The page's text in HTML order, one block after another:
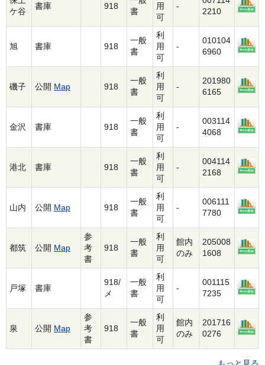
ケ谷
書庫 918
書
用
可
-
2210
旭 書庫 918
一般
書
利
用
可
-
010104
6960
磯子 公開 Map 918
一般
書
利
用
可
-
201980
6165
金沢 書庫 918
一般
書
利
用
可
-
003114
4068
港北 書庫 918
一般
書
利
用
可
-
004114
2168
山内 公開 Map 918
一般
書
利
用
可
-
006111
7780
都筑 公開 Map
参
考
書
918
一般
書
利
用
可
館内
のみ
205008
1608
戸塚 書庫
918/
メ
一般
書
利
用
可
-
001115
7235
泉 公開 Map
参
考
書
918
一般
書
利
用
可
館内
のみ
201716
0276